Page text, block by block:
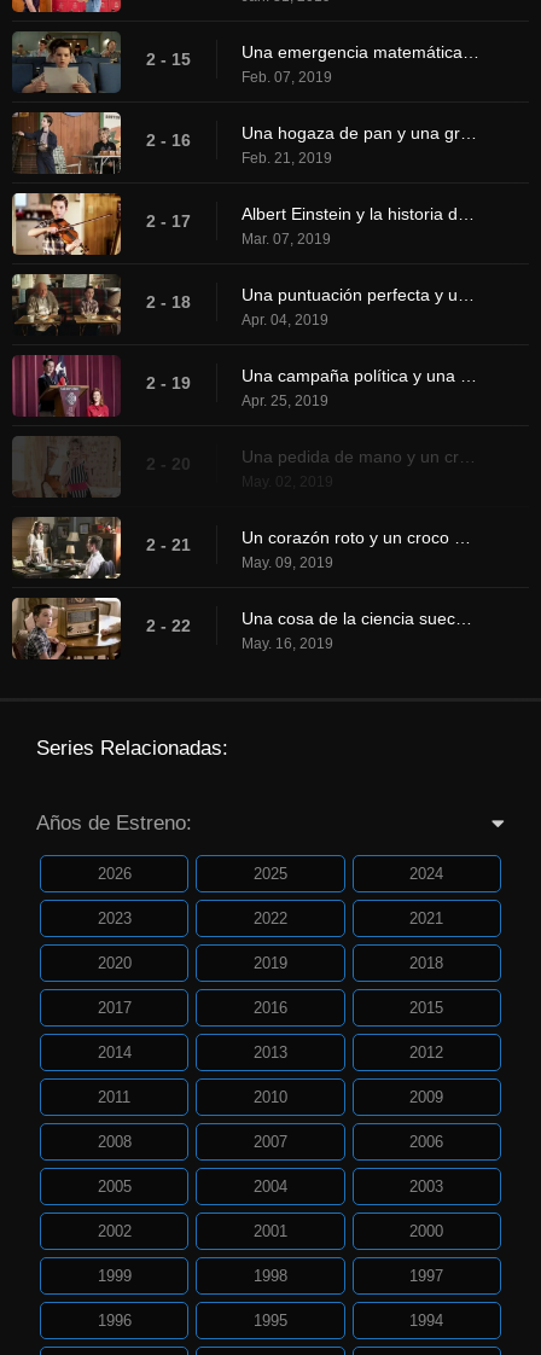
2 - 15 Una emergencia matemática y animadas palmas
Feb. 07, 2019
2 - 16 Una hogaza de pan y una gran bandera antigua
Feb. 21, 2019
2 - 17 Albert Einstein y la historia de otra María
Mar. 07, 2019
2 - 18 Una puntuación perfecta y un quemador Bunsen
Apr. 04, 2019
2 - 19 Una campaña política y una tramposa jugando al Parchís
Apr. 25, 2019
2 - 20 Una pedida de mano y un crucifijo de palitos de polo
May. 02, 2019
2 - 21 Un corazón roto y un croco monstruo
May. 09, 2019
2 - 22 Una cosa de la ciencia sueca y la ecuación de la tostada
May. 16, 2019
Series Relacionadas:
Años de Estreno:
2026 2025 2024
2023 2022 2021
2020 2019 2018
2017 2016 2015
2014 2013 2012
2011 2010 2009
2008 2007 2006
2005 2004 2003
2002 2001 2000
1999 1998 1997
1996 1995 1994